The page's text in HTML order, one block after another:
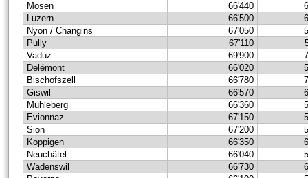
Mosen
66'440
Luzern
66'500
Nyon / Changins
67'050
Pully
67'110
Vaduz
69'900
Delémont
66'020
Bischofszell
66'780
Giswil
66'570
Mühleberg
66'360
Evionnaz
67'150
Sion
67'200
Koppigen
66'350
Neuchâtel
66'040
Wädenswil
66'730